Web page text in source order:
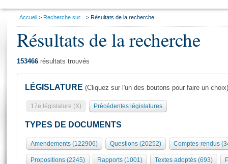
Présidence
577 députés
Groupes politiques
Séance publique
Commissions et autres organes
Europe et International
Général
Rôle et pouvoirs de l'Assemblée
Organisation de l'Assemblée
Présidence Conférence des Présidents Bureau Collège des
Visiter l'Assemblée
Visite virtuelle du palais Bourbon
Assister à une séance
Vous
Accueil Recherche sur... Résultats de la recherche
Résultats de la recherche
153466 résultats trouvés
LÉGISLATURE (Cliquez sur l'un des boutons pour faire un choix)
17e législature (X) Précédentes législatures
TYPES DE DOCUMENTS
Amendements (122906) Questions (20252) Comptes-rendus
Propositions (2245) Rapports (1001) Textes adoptés (693)